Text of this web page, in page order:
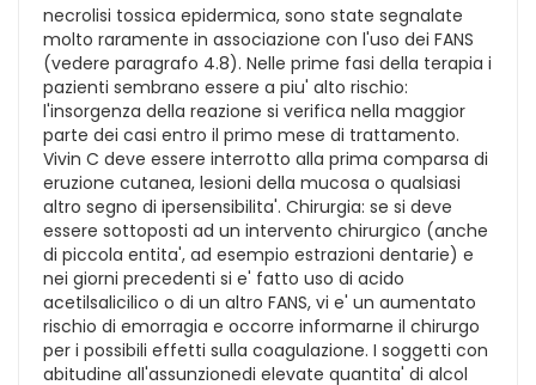
necrolisi tossica epidermica, sono state segnalate
molto raramente in associazione con l'uso dei FANS
(vedere paragrafo 4.8). Nelle prime fasi della terapia i
pazienti sembrano essere a piu' alto rischio:
l'insorgenza della reazione si verifica nella maggior
parte dei casi entro il primo mese di trattamento.
Vivin C deve essere interrotto alla prima comparsa di
eruzione cutanea, lesioni della mucosa o qualsiasi
altro segno di ipersensibilita'. Chirurgia: se si deve
essere sottoposti ad un intervento chirurgico (anche
di piccola entita', ad esempio estrazioni dentarie) e
nei giorni precedenti si e' fatto uso di acido
acetilsalicilico o di un altro FANS, vi e' un aumentato
rischio di emorragia e occorre informarne il chirurgo
per i possibili effetti sulla coagulazione. I soggetti con
abitudine all'assunzionedi elevate quantita' di alcol